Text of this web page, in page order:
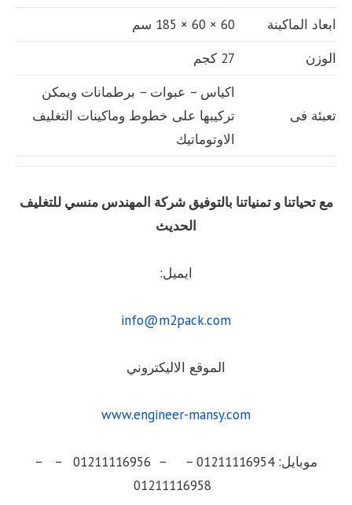
ابعاد الماكينة
60 × 60 × 185 سم
الوزن
27 كجم
تعبئة فى
اكياس – عبوات – برطمانات ويمكن
تركيبها على خطوط وماكينات التغليف
الاوتوماتيك
مع تحياتنا و تمنياتنا بالتوفيق شركة المهندس منسي للتغليف
الحديث
ايميل:
info@m2pack.com
الموقع الاليكتروني
www.engineer-mansy.com
موبايل: 01211116954 – – 01211116956 – –